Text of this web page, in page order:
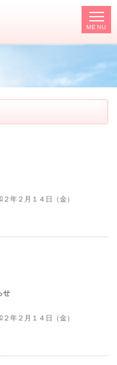
年２月１４日（金）
せ
年２月１４日（金）
MENU